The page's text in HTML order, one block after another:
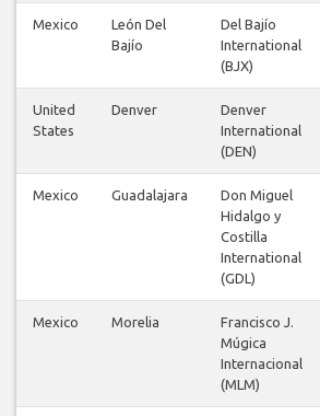
Mexico
León Del
Bajío
Del Bajío
International
(BJX)
United
States
Denver
Denver
International
(DEN)
Mexico Guadalajara
Don Miguel
Hidalgo y
Costilla
International
(GDL)
Mexico Morelia
Francisco J.
Múgica
Internacional
(MLM)